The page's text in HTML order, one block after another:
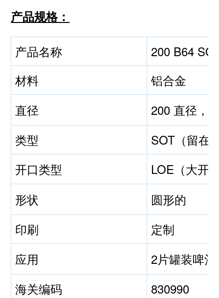
产品规格：
产品名称
200 B64
材料
铝合金
直径
200 直径，
类型
SOT（留在
开口类型
LOE（大开
形状
圆形的
印刷
定制
应用
2片罐装啤
海关编码
830990